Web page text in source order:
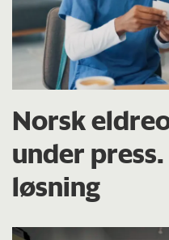
Norsk
under
løsning